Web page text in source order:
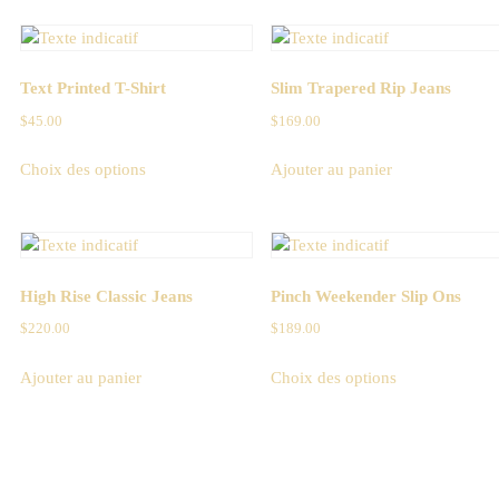
Text Printed T-Shirt
$45.00
Choix des options
Slim Trapered Rip Jeans
$169.00
Ajouter au panier
High Rise Classic Jeans
$220.00
Ajouter au panier
Pinch Weekender Slip Ons
$189.00
Choix des options